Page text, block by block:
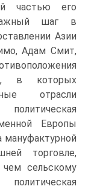
частью его
шаг в
Азии
Адам Смит,
в которых
отрасли
Европы
мануфактур­ной
торговле,
сельскому